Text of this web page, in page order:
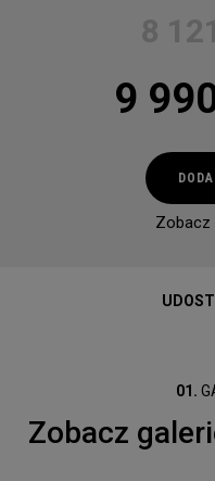
8
9
Zobacz
01.
Zobacz